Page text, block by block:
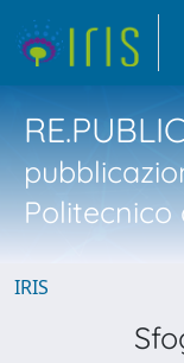
Politecnico
IRIS